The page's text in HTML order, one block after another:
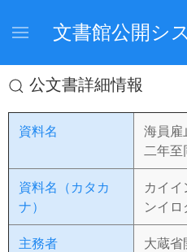
文書館公開シ
公文書詳細情報
資料名
海員
二年至
資料名（カタカ
ナ）
カイ
ンイロ
主務者 大蔵省